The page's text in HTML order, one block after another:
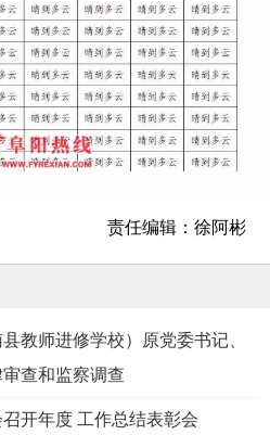
责任编辑：徐阿彬
教师进修学校）原党委书记、
查和监察调查
开年度 工作总结表彰会